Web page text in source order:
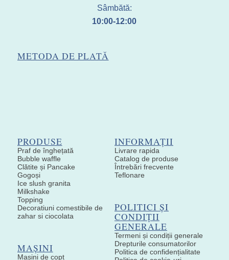
Sâmbătă:
10:00-12:00
METODA DE PLATĂ
PRODUSE
Praf de înghețată
Bubble waffle
Clătite și Pancake
Gogoși
Ice slush granita
Milkshake
Topping
Decoratiuni comestibile de
zahar si ciocolata
MAȘINI
Mașini de copt
INFORMAȚII
Livrare rapida
Catalog de produse
Întrebări frecvente
Teflonare
POLITICI ȘI
CONDIȚII
GENERALE
Termeni și condiții generale
Drepturile consumatorilor
Politica de confidențialitate